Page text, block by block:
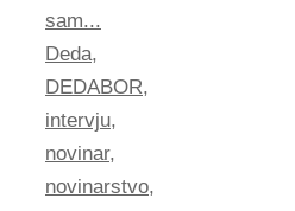
sam...
Deda,
DEDABOR,
intervju,
novinar,
novinarstvo,